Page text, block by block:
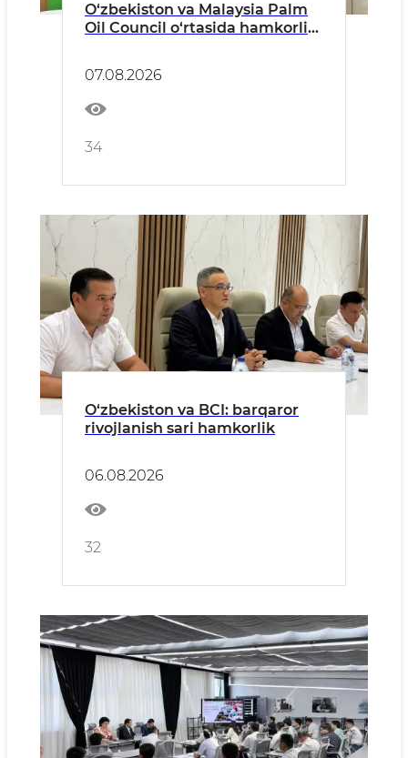
O‘zbekiston va Malaysia Palm
Oil Council o‘rtasida hamkorlik
07.08.2026
34
O‘zbekiston va BCI: barqaror
rivojlanish sari hamkorlik
06.08.2026
32